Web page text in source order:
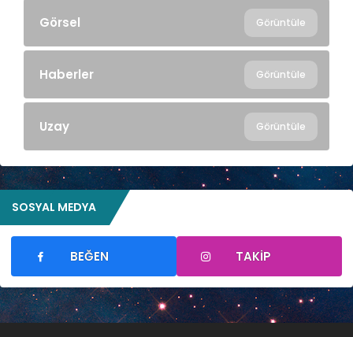
Görsel Görüntüle
Haberler Görüntüle
Uzay Görüntüle
SOSYAL MEDYA
BEĞEN TAKIP